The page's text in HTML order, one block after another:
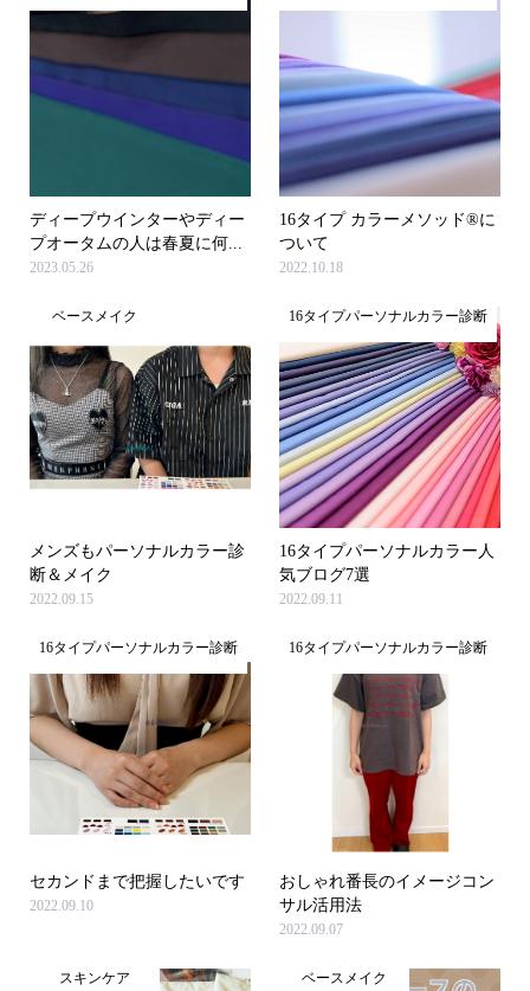
ディープウインターやディー
プオータムの人は春夏に何...
2023.05.26
16タイプ カラーメソッド®に
ついて
2022.10.18
ベースメイク
メンズもパーソナルカラー診
断＆メイク
2022.09.15
16タイプパーソナルカラー診断
16タイプパーソナルカラー人
気ブログ7選
2022.09.11
16タイプパーソナルカラー診断
セカンドまで把握したいです
2022.09.10
16タイプパーソナルカラー診断
おしゃれ番長のイメージコン
サル活用法
2022.09.07
スキンケア ベースメイク